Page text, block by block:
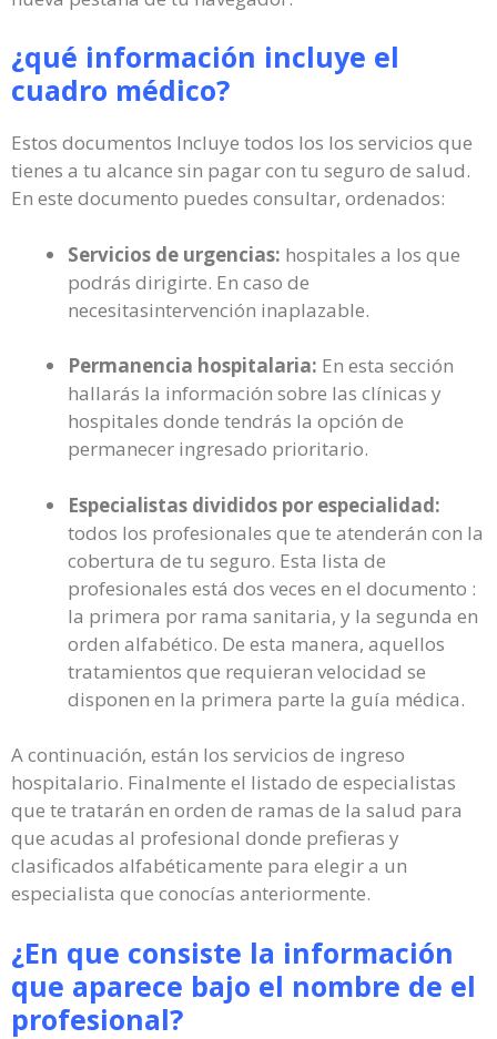
¿qué información incluye el
cuadro médico?
Estos documentos Incluye todos los los servicios que
tienes a tu alcance sin pagar con tu seguro de salud.
En este documento puedes consultar, ordenados:
Servicios de urgencias: hospitales a los que
podrás dirigirte. En caso de
necesitasintervención inaplazable.
Permanencia hospitalaria: En esta sección
hallarás la información sobre las clínicas y
hospitales donde tendrás la opción de
permanecer ingresado prioritario.
Especialistas divididos por especialidad:
todos los profesionales que te atenderán con la
cobertura de tu seguro. Esta lista de
profesionales está dos veces en el documento :
la primera por rama sanitaria, y la segunda en
orden alfabético. De esta manera, aquellos
tratamientos que requieran velocidad se
disponen en la primera parte la guía médica.
A continuación, están los servicios de ingreso
hospitalario. Finalmente el listado de especialistas
que te tratarán en orden de ramas de la salud para
que acudas al profesional donde prefieras y
clasificados alfabéticamente para elegir a un
especialista que conocías anteriormente.
¿En que consiste la información
que aparece bajo el nombre de el
profesional?